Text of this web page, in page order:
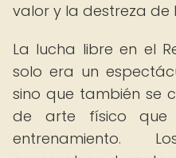
valor y la destreza de
La lucha libre en el
solo era un
sino que también se
de arte físico que
entrenamiento.